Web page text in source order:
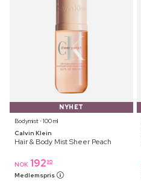
NYHET
Bodymist ⋅ 100 ml
Calvin Klein
Hair & Body Mist Sheer Peach
NOK 192 95
Medlemspris